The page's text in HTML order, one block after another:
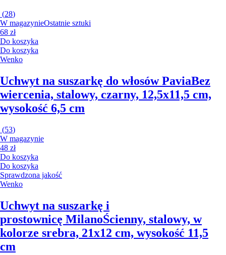
(28)
W magazynieOstatnie sztuki
68 zł
Do koszyka
Do koszyka
Wenko
Uchwyt na suszarkę do włosów PaviaBez
wiercenia, stalowy, czarny, 12,5x11,5 cm,
wysokość 6,5 cm
(53)
W magazynie
48 zł
Do koszyka
Do koszyka
Sprawdzona jakość
Wenko
Uchwyt na suszarkę i
prostownicę MilanoŚcienny, stalowy, w
kolorze srebra, 21x12 cm, wysokość 11,5
cm